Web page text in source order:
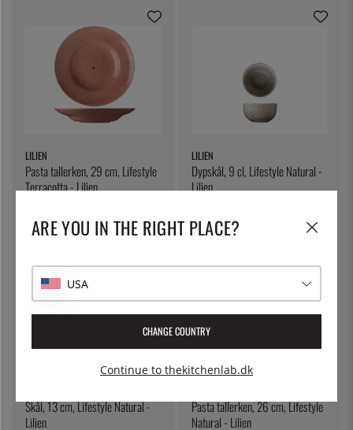
LILIEN
Pasta tallerken, 29 cm, Lifestyle
Terracotta - Lilien
LILIEN
Dypskål, 9 cl, Lifestyle Natural -
Lilien
Skål, 13 cm, Lifestyle Natural -
Lilien
Pasta tallerken, 26 cm, Lifestyle
Natural - Lilien
ARE YOU IN THE RIGHT PLACE?
USA
CHANGE COUNTRY
Continue to thekitchenlab.dk